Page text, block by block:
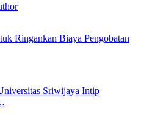
Ringankan Biaya Pengobatan
Sriwijaya Intip